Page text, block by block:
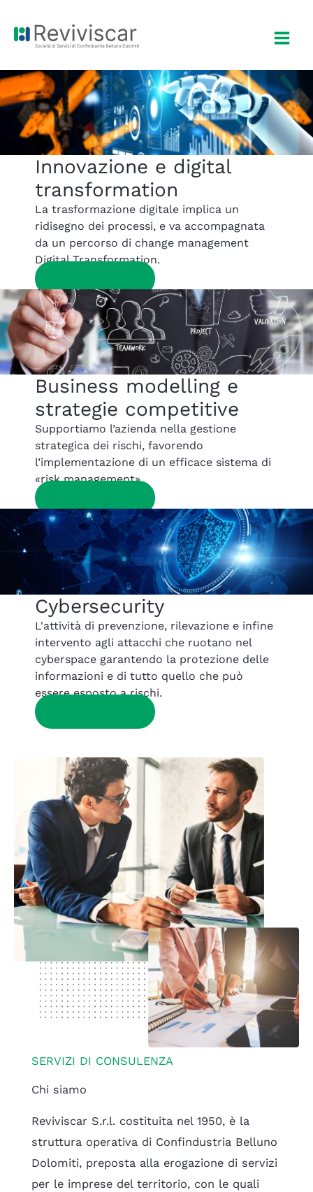
contenuto
Innovazione e digital
transformation
La trasformazione digitale implica un
ridisegno dei processi, e va accompagnata
da un percorso di change management
Digital Transformation.
Business modelling e
strategie competitive
Supportiamo l’azienda nella gestione
strategica dei rischi, favorendo
l’implementazione di un efficace sistema di
«risk management».
Cybersecurity
L'attività di prevenzione, rilevazione e infine
intervento agli attacchi che ruotano nel
cyberspace garantendo la protezione delle
informazioni e di tutto quello che può
essere esposto a rischi.
SERVIZI DI CONSULENZA
Chi siamo
Reviviscar S.r.l. costituita nel 1950, è la
struttura operativa di Confindustria Belluno
Dolomiti, preposta alla erogazione di servizi
per le imprese del territorio, con le quali